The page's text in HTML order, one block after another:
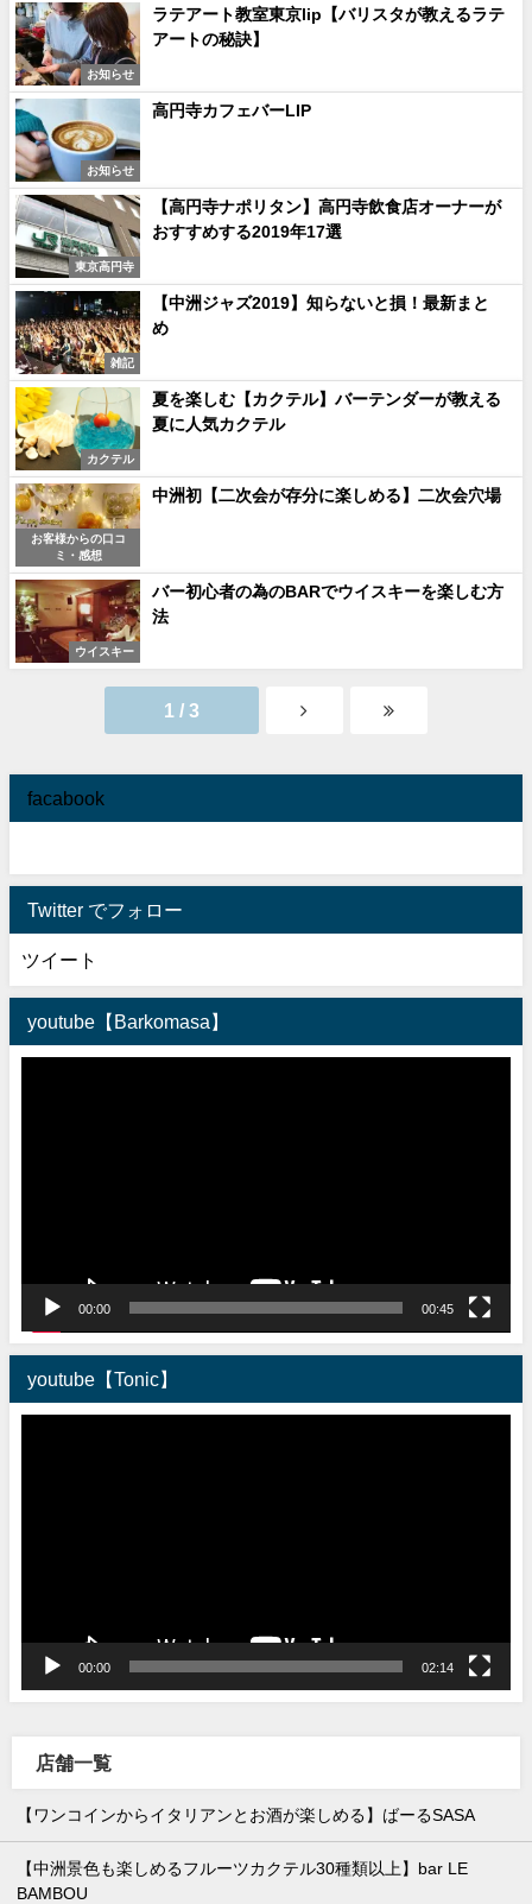
お知らせ
ラテアート教室東京lip【バリスタが教えるラテ
アートの秘訣】
お知らせ
高円寺カフェバーLIP
東京高円寺
【高円寺ナポリタン】高円寺飲食店オーナーが
おすすめする2019年17選
雑記
【中洲ジャズ2019】知らないと損！最新まと
め
カクテル
夏を楽しむ【カクテル】バーテンダーが教える
夏に人気カクテル
お客様からの口コ
ミ・感想
中洲初【二次会が存分に楽しめる】二次会穴場
ウイスキー
バー初心者の為のBARでウイスキーを楽しむ方
法
1 / 3
facabook
Twitter でフォロー
ツイート
youtube【Barkomasa】
00:00 00:45
youtube【Tonic】
00:00 02:14
店舗一覧
【ワンコインからイタリアンとお酒が楽しめる】ばーるSASA
【中洲景色も楽しめるフルーツカクテル30種類以上】bar LE
BAMBOU